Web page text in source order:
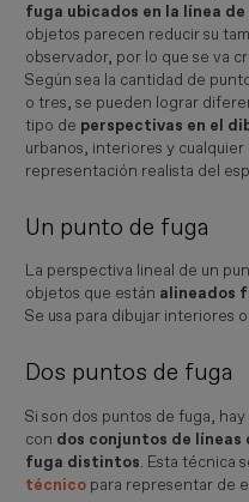
fuga ubicados en la línea
objetos parecen reducir su
observador, por lo que se va
Según sea la cantidad de
o tres, se pueden lograr
tipo de perspectivas en el
urbanos, interiores y cualquier
representación realista del
Un punto de fuga
La perspectiva lineal de un
objetos que están alineados
Se usa para dibujar interiores
Dos puntos de fuga
Si son dos puntos de fuga,
con dos conjuntos de líneas
fuga distintos. Esta técnica
técnico para representar de